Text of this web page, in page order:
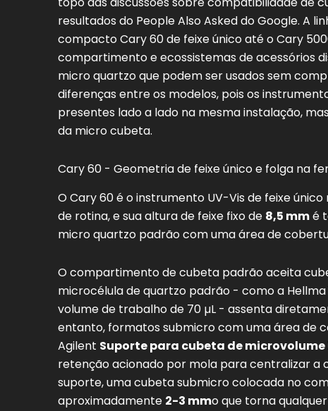
resultados do People Also Asked do Google. A
compacto Cary 60 de feixe único até o Cary
compartimento e ecossistemas de acessórios
micro quartzo que podem ser usados sem
diferenças entre os modelos, pois os
presentes lado a lado na mesma instalação,
da micro cubeta.
Cary 60 - Geometria de feixe único e folga na
O Cary 60 é o instrumento UV-Vis de feixe
de rotina, e sua altura de feixe fixo de 8,5 mmé
micro quartzo padrão com uma área de
O compartimento de cubeta padrão aceita
microcélula de quartzo padrão - como a
volume de trabalho de 70 µL - assenta
entanto, formatos submicro com uma área de
Agilent Suporte para cubeta de
retenção acionado por mola para centralizar a
suporte, uma cubeta submicro colocada no
aproximadamente 2-3 mmo que torna